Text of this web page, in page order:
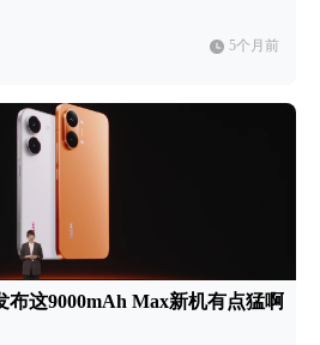
5个月前
布这9000mAh Max新机有点猛啊